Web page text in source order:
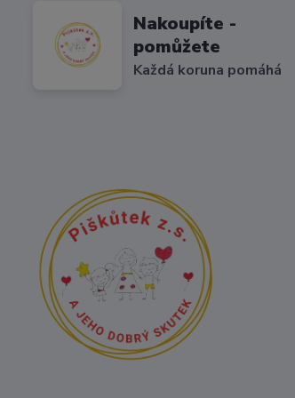
Nakoupíte -
pomůžete
Každá koruna pomáhá